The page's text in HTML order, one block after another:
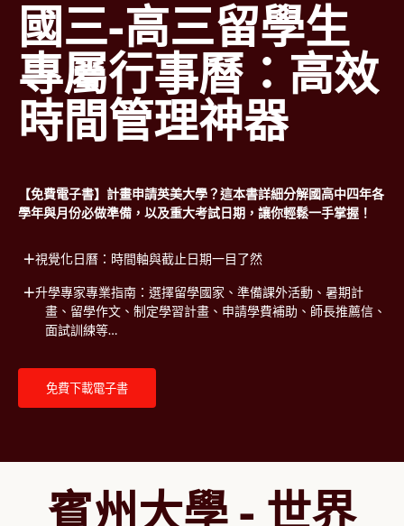
國三-高三留學生
專屬行事曆：高效
時間管理神器
【免費電子書】計畫申請英美大學？這本書詳細分解國高中四年各
學年與月份必做準備，以及重大考試日期，讓你輕鬆一手掌握！
視覺化日曆：時間軸與截止日期一目了然
升學專家專業指南：選擇留學國家、準備課外活動、暑期計
畫、留學作文、制定學習計畫、申請學費補助、師長推薦信、
面試訓練等…
免費下載電子書
賓州大學 - 世界